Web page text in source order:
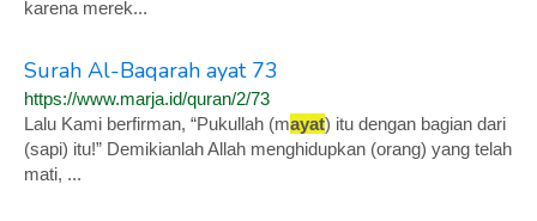
karena merek...
Surah Al-Baqarah ayat 73
https://www.marja.id/quran/2/73
Lalu Kami berfirman, “Pukullah (mayat) itu dengan bagian dari
(sapi) itu!” Demikianlah Allah menghidupkan (orang) yang telah
mati, ...